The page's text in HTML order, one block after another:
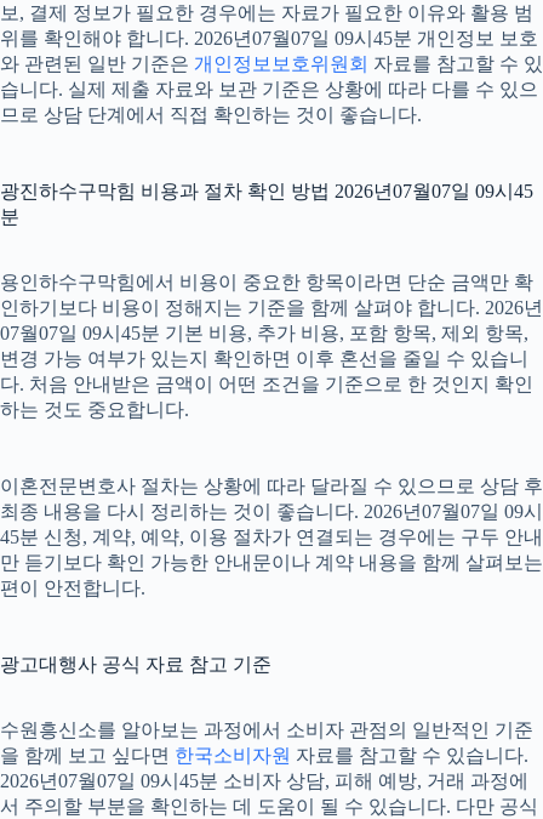
보, 결제 정보가 필요한 경우에는 자료가 필요한 이유와 활용 범
위를 확인해야 합니다. 2026년07월07일 09시45분 개인정보 보호
와 관련된 일반 기준은 개인정보보호위원회 자료를 참고할 수 있
습니다. 실제 제출 자료와 보관 기준은 상황에 따라 다를 수 있으
므로 상담 단계에서 직접 확인하는 것이 좋습니다.
광진하수구막힘 비용과 절차 확인 방법 2026년07월07일 09시45
분
용인하수구막힘에서 비용이 중요한 항목이라면 단순 금액만 확
인하기보다 비용이 정해지는 기준을 함께 살펴야 합니다. 2026년
07월07일 09시45분 기본 비용, 추가 비용, 포함 항목, 제외 항목,
변경 가능 여부가 있는지 확인하면 이후 혼선을 줄일 수 있습니
다. 처음 안내받은 금액이 어떤 조건을 기준으로 한 것인지 확인
하는 것도 중요합니다.
이혼전문변호사 절차는 상황에 따라 달라질 수 있으므로 상담 후
최종 내용을 다시 정리하는 것이 좋습니다. 2026년07월07일 09시
45분 신청, 계약, 예약, 이용 절차가 연결되는 경우에는 구두 안내
만 듣기보다 확인 가능한 안내문이나 계약 내용을 함께 살펴보는
편이 안전합니다.
광고대행사 공식 자료 참고 기준
수원흥신소를 알아보는 과정에서 소비자 관점의 일반적인 기준
을 함께 보고 싶다면 한국소비자원 자료를 참고할 수 있습니다.
2026년07월07일 09시45분 소비자 상담, 피해 예방, 거래 과정에
서 주의할 부분을 확인하는 데 도움이 될 수 있습니다. 다만 공식